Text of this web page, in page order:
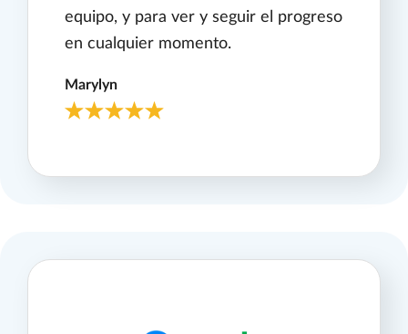
equipo, y para ver y seguir el progreso
en cualquier momento.
Marylyn